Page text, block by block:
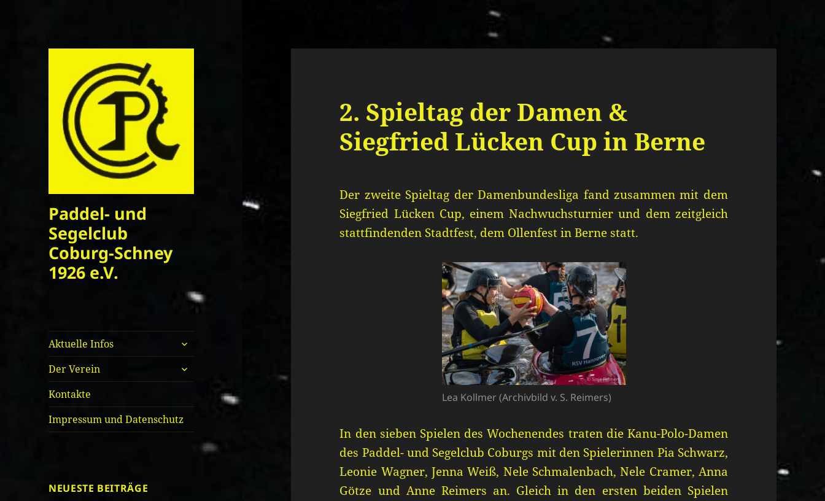
Paddel- und
Segelclub
Coburg-Schney
1926 e.V.
Aktuelle Infos
untermenü
öffnen
Der Verein
untermenü
öffnen
Kontakte
Impressum und Datenschutz
NEUESTE BEITRÄGE
2. Spieltag der Damen &
Siegfried Lücken Cup in Berne
Der zweite Spieltag der Damenbundesliga fand zusammen mit dem
Siegfried Lücken Cup, einem Nachwuchsturnier und dem zeitgleich
stattfindenden Stadtfest, dem Ollenfest in Berne statt.
Lea Kollmer (Archivbild v. S. Reimers)
In den sieben Spielen des Wochenendes traten die Kanu-Polo-Damen
des Paddel- und Segelclub Coburgs mit den Spielerinnen Pia Schwarz,
Leonie Wagner, Jenna Weiß, Nele Schmalenbach, Nele Cramer, Anna
Götze und Anne Reimers an. Gleich in den ersten beiden Spielen